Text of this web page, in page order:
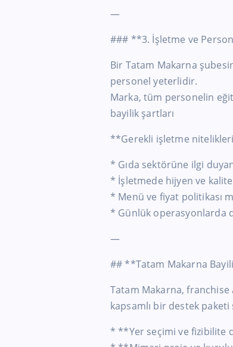
—
### **3. İşletme ve
Bir Tatam Makarna
personel yeterlidir.
Marka, tüm personelin
bayilik şartları
**Gerekli işletme
* Gıda sektörüne ilgi
* İşletmede hijyen ve
* Menü ve fiyat politikası
* Günlük operasyonlarda
—
## **Tatam Makarna
Tatam Makarna, franchise
kapsamlı bir destek paketi
* **Yer seçimi ve fizibilite